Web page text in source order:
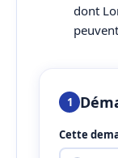
dont
1
Cette